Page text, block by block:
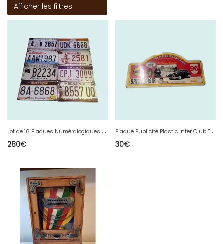
Afficher les filtres
L
ot de 16 Plaques Numéralogiques US
280€
P
laque Publicité Plastic Inter Club Traction
30€